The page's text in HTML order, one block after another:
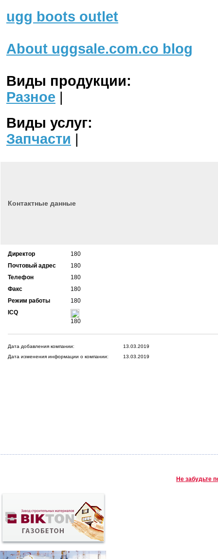
ugg boots outlet
About uggsale.com.co blog
Виды продукции:
Разное
Виды услуг:
Запчасти
Контактные данные
Директор
180
Почтовый адрес
180
Телефон
180
Факс
180
Режим работы
180
ICQ
180
Дата добавления компании:
13.03.2019
Дата изменения информации о компании:
13.03.2019
Не забудьте